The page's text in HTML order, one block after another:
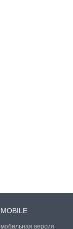
MOBILE
мобильная версия